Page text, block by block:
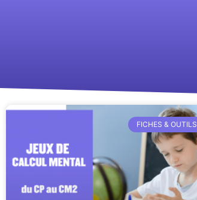
FICHES & OUTILS